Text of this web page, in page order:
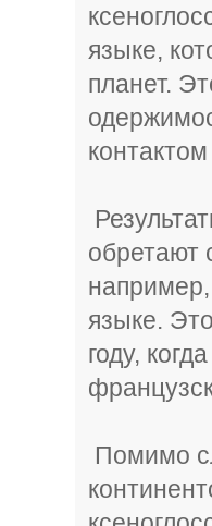
языке,
планет.
обретают
языке.
году,
Помимо